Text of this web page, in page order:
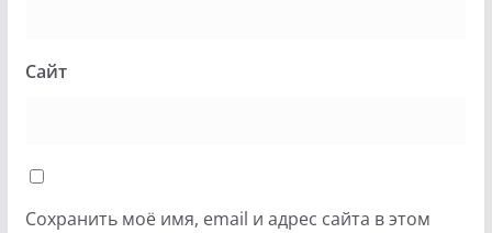
Сайт
Сохранить моё имя, email и адрес сайта в этом